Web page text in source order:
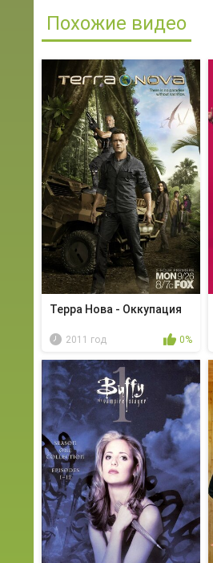
Похожие видео
Терра Нова - Оккупация
2011 год 0%